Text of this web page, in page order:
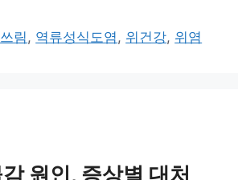
림 , 역류성식도염 , 위건강, 위염
원인, 증상별 대처